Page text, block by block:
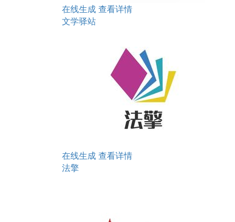
在线生成 查看详情
文学驿站
在线生成 查看详情
法擎